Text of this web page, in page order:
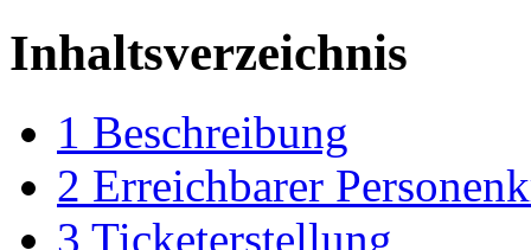
Inhaltsverzeichnis
1 Beschreibung
2 Erreichbarer
3 Ticketerstellung